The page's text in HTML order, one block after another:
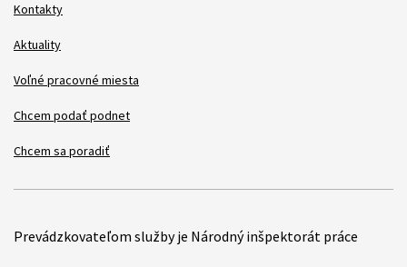
Kontakty
Aktuality
Voľné pracovné miesta
Chcem podať podnet
Chcem sa poradiť
Prevádzkovateľom služby je Národný inšpektorát práce